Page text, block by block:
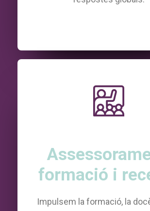
formació i
Impulsem la formació, la